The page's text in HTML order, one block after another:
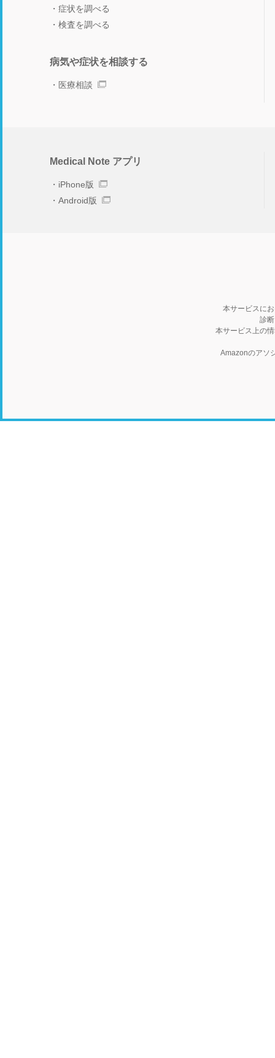
症状を調べる
検査を調べる
病気や症状を相談する
医療相談
Medical Note アプリ
iPhone版
Android版
本サービスに
診
本サービス上の
Amazonのアソ